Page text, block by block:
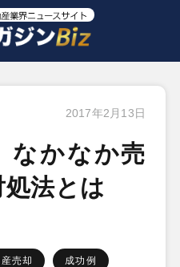
2017年2月13日
なかなか売
法とは
売却 成功例